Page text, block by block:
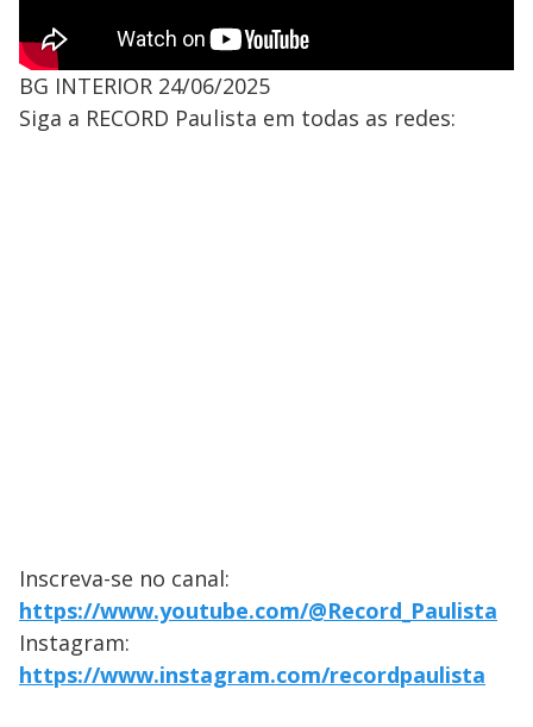
BG INTERIOR 24/06/2025
Siga a RECORD Paulista em todas as redes:
Inscreva-se no canal:
https://www.youtube.com/@Record_Paulista
Instagram:
https://www.instagram.com/recordpaulista